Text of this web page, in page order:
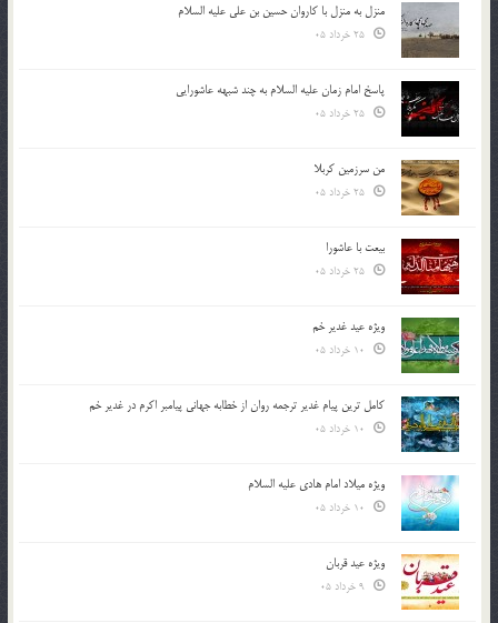
منزل به منزل با کاروان حسین بن علی علیه السلام
پاسخ امام زمان علیه السلام به چند شبهه عاشورایی
من سرزمین کربلا
بیعت با عاشورا
ویژه عید غدیر خم
کامل ترین پیام غدیر ترجمه روان از خطابه جهانی پیامبر اکرم در غدیر خم
ویژه میلاد امام هادی علیه السلام
ویژه عید قربان